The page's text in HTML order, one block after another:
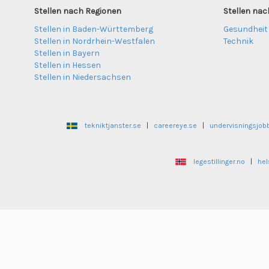
Stellen nach Regionen
Stellen in Baden-Württemberg
Stellen in Nordrhein-Westfalen
Stellen in Bayern
Stellen in Hessen
Stellen in Niedersachsen
Stellen
Technik
tekniktjanster.se careereye.se
legestillinger.no